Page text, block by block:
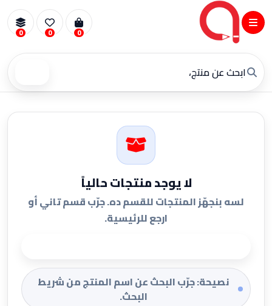
0
0
0
لا يوجد منتجات حالياً
لسه بنجهّز المنتجات للقسم ده. جرّب قسم تاني أو
ارجع للرئيسية.
نصيحة: جرّب البحث عن اسم المنتج من شريط
البحث.